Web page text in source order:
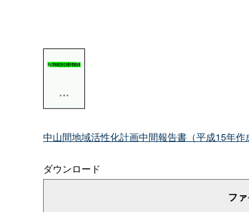
中山間地域活性化計画中間報告書（平成15年作
フ
ダウンロード